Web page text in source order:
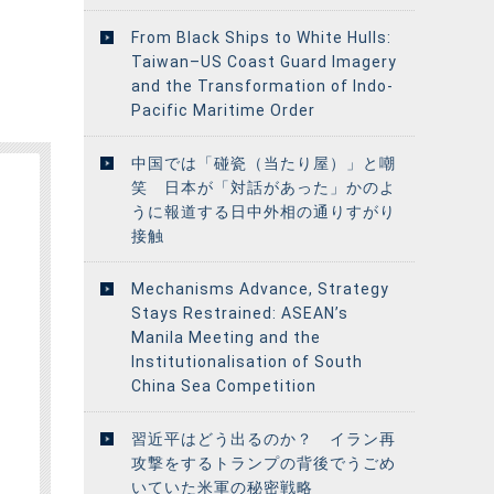
From Black Ships to White Hulls:
Taiwan–US Coast Guard Imagery
and the Transformation of Indo-
Pacific Maritime Order
中国では「碰瓷（当たり屋）」と嘲
笑 日本が「対話があった」かのよ
うに報道する日中外相の通りすがり
接触
Mechanisms Advance, Strategy
Stays Restrained: ASEAN’s
Manila Meeting and the
Institutionalisation of South
China Sea Competition
習近平はどう出るのか？ イラン再
攻撃をするトランプの背後でうごめ
いていた米軍の秘密戦略